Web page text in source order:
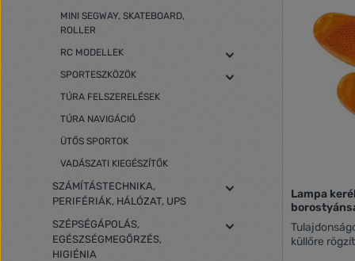
MINI SEGWAY, SKATEBOARD,
ROLLER
RC MODELLEK
SPORTESZKÖZÖK
TÚRA FELSZERELÉSEK
TÚRA NAVIGÁCIÓ
ÜTŐS SPORTOK
VADÁSZATI KIEGÉSZÍTŐK
SZÁMÍTÁSTECHNIKA,
PERIFÉRIÁK, HÁLÓZAT, UPS
SZÉPSÉGÁPOLÁS,
EGÉSZSÉGMEGŐRZÉS,
HIGIÉNIA
Lampa
Tulajdonságok: 4 darabos
küllőre